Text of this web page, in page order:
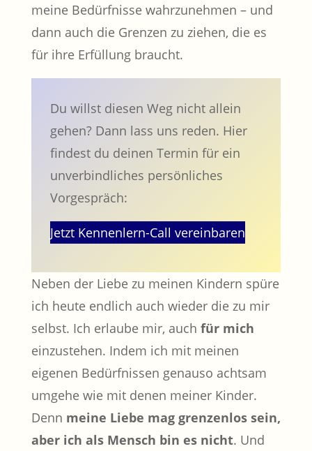
meine Bedürfnisse wahrzunehmen – und
dann auch die Grenzen zu ziehen, die es
für ihre Erfüllung braucht.
Du willst diesen Weg nicht allein
gehen? Dann lass uns reden. Hier
findest du deinen Termin für ein
unverbindliches persönliches
Vorgespräch:
Jetzt Kennenlern-Call vereinbaren
Neben der Liebe zu meinen Kindern spüre
ich heute endlich auch wieder die zu mir
selbst. Ich erlaube mir, auch für mich
einzustehen. Indem ich mit meinen
eigenen Bedürfnissen genauso achtsam
umgehe wie mit denen meiner Kinder.
Denn meine Liebe mag grenzenlos sein,
aber ich als Mensch bin es nicht. Und